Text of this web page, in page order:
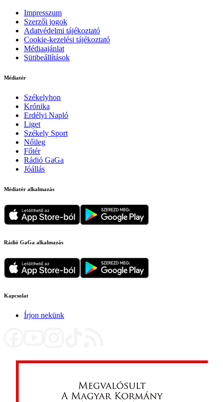
Impresszum
Szerzői jogok
Adatvédelmi tájékoztató
Cookie-kezelési tájékoztató
Médiaajánlat
Sütibeállítások
Médiatér
Székelyhon
Krónika
Erdélyi Napló
Liget
Székely Sport
Nőileg
Főtér
Rádió GaGa
Jóállás
Médiatér alkalmazás
Rádió GaGa alkalmazás
Kapcsolat
Írjon nekünk